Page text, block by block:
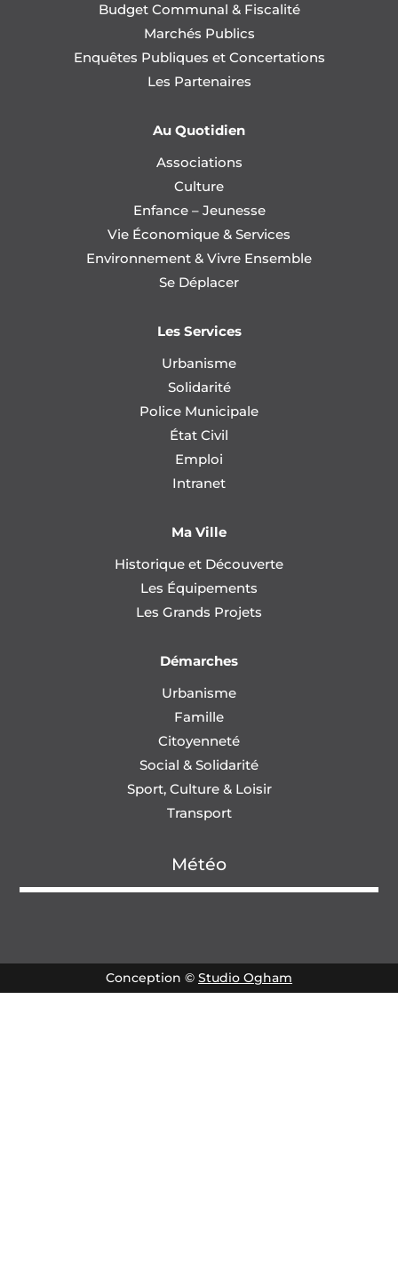
Budget Communal & Fiscalité
Marchés Publics
Enquêtes Publiques et Concertations
Les Partenaires
Au Quotidien
Associations
Culture
Enfance – Jeunesse
Vie Économique & Services
Environnement & Vivre Ensemble
Se Déplacer
Les Services
Urbanisme
Solidarité
Police Municipale
État Civil
Emploi
Intranet
Ma Ville
Historique et Découverte
Les Équipements
Les Grands Projets
Démarches
Urbanisme
Famille
Citoyenneté
Social & Solidarité
Sport, Culture & Loisir
Transport
Météo
Conception © Studio Ogham